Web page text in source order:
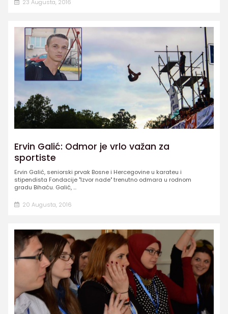
23 Augusta, 2016
Ervin Galić: Odmor je vrlo važan za
sportiste
Ervin Galić, seniorski prvak Bosne i Hercegovine u karateu i
stipendista Fondacije "Izvor nade" trenutno odmara u rodnom
gradu Bihaću. Galić, ...
20 Augusta, 2016